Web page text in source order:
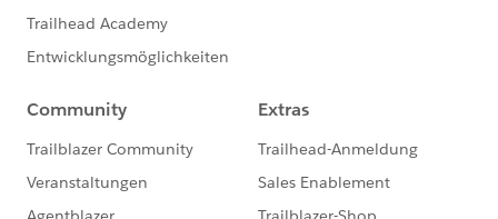
このグループ内での発言はForward Looking
http://investor.salesforce.com/about-
statements/default.aspx
https://www.salesforce.com/jp/company/progra
m-agreement